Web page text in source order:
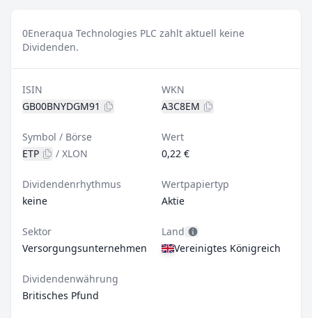
0Eneraqua Technologies PLC zahlt aktuell keine
Dividenden.
ISIN
GB00BNYDGM91
WKN
A3C8EM
Symbol / Börse
ETP
/ XLON
Wert
0,22 €
Dividendenrhythmus
keine
Wertpapiertyp
Aktie
Sektor
Versorgungsunternehmen
Land
Vereinigtes Königreich
Dividendenwährung
Britisches Pfund